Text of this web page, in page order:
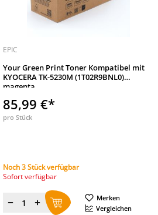
EPIC
Your Green Print Toner Kompatibel mit
KYOCERA TK-5230M (1T02R9BNL0)
magenta
85,99 €*
pro Stück
Noch 3 Stück verfügbar
Sofort verfügbar
Menge
Merken
Vergleichen